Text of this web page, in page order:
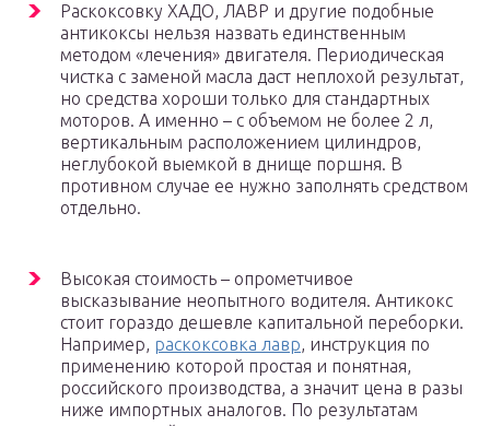
Раскоксовку ХАДО, ЛАВР и другие подобные
антикоксы нельзя назвать единственным
методом «лечения» двигателя. Периодическая
чистка с заменой масла даст неплохой результат,
но средства хороши только для стандартных
моторов. А именно – с объемом не более 2 л,
вертикальным расположением цилиндров,
неглубокой выемкой в днище поршня. В
противном случае ее нужно заполнять средством
отдельно.
Высокая стоимость – опрометчивое
высказывание неопытного водителя. Антикокс
стоит гораздо дешевле капитальной переборки.
Например, раскоксовка лавр, инструкция по
применению которой простая и понятная,
российского производства, а значит цена в разы
ниже импортных аналогов. По результатам